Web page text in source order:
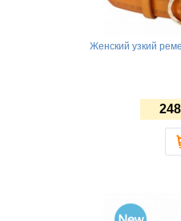
Женский узкий
248